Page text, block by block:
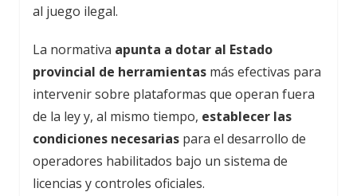
al juego ilegal.
La normativa apunta a dotar al Estado
provincial de herramientas más efectivas para
intervenir sobre plataformas que operan fuera
de la ley y, al mismo tiempo, establecer las
condiciones necesarias para el desarrollo de
operadores habilitados bajo un sistema de
licencias y controles oficiales.